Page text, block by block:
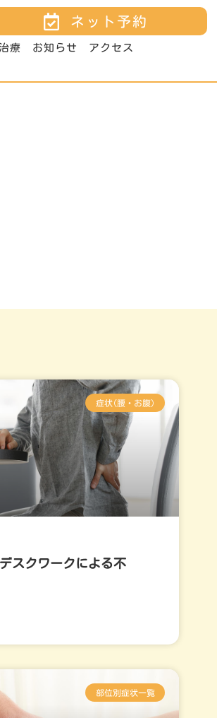
ネット予約
療 お知らせ
アクセス
症状(腰・お腹)
スクワークによる不
部位別症状一覧